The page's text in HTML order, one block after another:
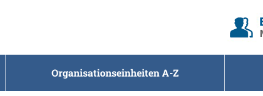
Organisationseinheiten A-Z